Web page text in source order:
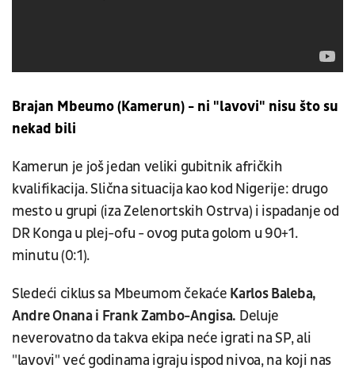
Brajan Mbeumo (Kamerun) - ni "lavovi" nisu što su
nekad bili
Kamerun je još jedan veliki gubitnik afričkih
kvalifikacija. Slična situacija kao kod Nigerije: drugo
mesto u grupi (iza Zelenortskih Ostrva) i ispadanje od
DR Konga u plej-ofu - ovog puta golom u 90+1.
minutu (0:1).
Sledeći ciklus sa Mbeumom čekaće Karlos Baleba,
Andre Onana i Frank Zambo-Angisa. Deluje
neverovatno da takva ekipa neće igrati na SP, ali
"lavovi" već godinama igraju ispod nivoa, na koji nas